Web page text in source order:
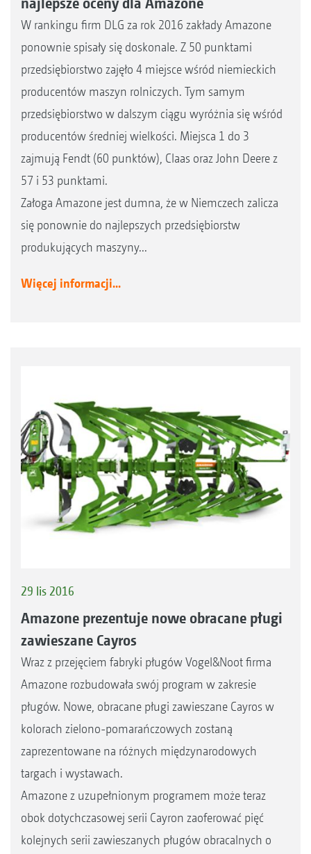
W rankingu firm DLG za rok 2016 zakłady Amazone
ponownie spisały się doskonale. Z 50 punktami
przedsiębiorstwo zajęło 4 miejsce wśród niemieckich
producentów maszyn rolniczych. Tym samym
przedsiębiorstwo w dalszym ciągu wyróżnia się wśród
producentów średniej wielkości. Miejsca 1 do 3
zajmują Fendt (60 punktów), Claas oraz John Deere z
57 i 53 punktami.
Załoga Amazone jest dumna, że w Niemczech zalicza
się ponownie do najlepszych przedsiębiorstw
produkujących maszyny...
Więcej informacji...
29 lis 2016
Amazone prezentuje nowe obracane pługi
zawieszane Cayros
Wraz z przejęciem fabryki pługów Vogel&Noot firma
Amazone rozbudowała swój program w zakresie
pługów. Nowe, obracane pługi zawieszane Cayros w
kolorach zielono-pomarańczowych zostaną
zaprezentowane na różnych międzynarodowych
targach i wystawach.
Amazone z uzupełnionym programem może teraz
obok dotychczasowej serii Cayron zaoferować pięć
kolejnych serii zawieszanych pługów obracalnych o